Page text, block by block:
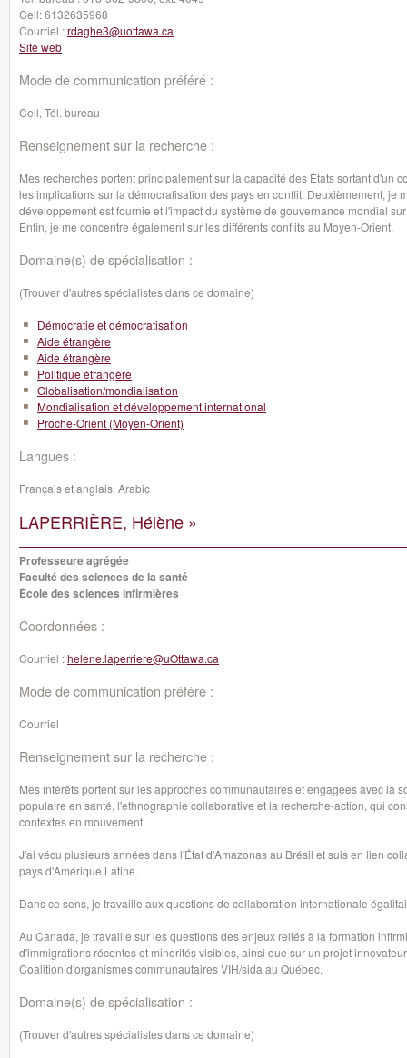
Cell:6132635968
Courriel :rdaghe3@uottawa.ca
Site web
Mode de communication préféré :
Cell, Tél. bureau
Renseignement sur la recherche :
Mes recherches portent principalement sur la capacité des États sortant d'un
les implications sur la démocratisation des pays en conflit. Deuxièmement, je
développement est fournie et l'impact du système de gouvernance mondial
Enfin, je me concentre également sur les différents conflits au Moyen-Orient.
Domaine(s) de spécialisation :
(Trouver d'autres spécialistes dans ce domaine)
Démocratie et démocratisation
Aide étrangère
Aide étrangère
Politique étrangère
Globalisation/mondialisation
Mondialisation et développement international
Proche-Orient (Moyen-Orient)
Langues :
Français et anglais, Arabic
LAPERRIÈRE, Hélène »
Professeure agrégée
Faculté des sciences de la santé
École des sciences infirmières
Coordonnées :
Courriel :helene.laperriere@uOttawa.ca
Mode de communication préféré :
Courriel
Renseignement sur la recherche :
Mes intérêts portent sur les approches communautaires et engagées avec la
populaire en santé, l'ethnographie collaborative et la recherche-action, qui
contextes en mouvement.
J'ai vécu plusieurs années dans l'État d'Amazonas au Brésil et suis en lien
pays d'Amérique Latine.
Dans ce sens, je travaille aux questions de collaboration internationale
Au Canada, je travaille sur les questions des enjeux reliés à la formation
d'immigrations récentes et minorités visibles, ainsi que sur un projet
Coalition d'organismes communautaires VIH/sida au Québec.
Domaine(s) de spécialisation :
(Trouver d'autres spécialistes dans ce domaine)